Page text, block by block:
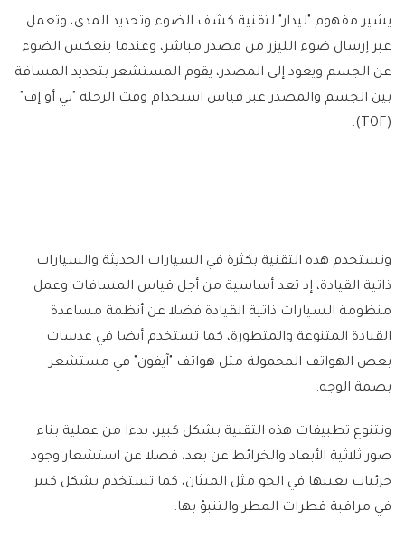
يشير مفهوم "ليدار" لتقنية كشف الضوء وتحديد المدى، وتعمل
عبر إرسال ضوء الليزر من مصدر مباشر، وعندما ينعكس الضوء
عن الجسم ويعود إلى المصدر، يقوم المستشعر بتحديد المسافة
بين الجسم والمصدر عبر قياس استخدام وقت الرحلة "تي أو إف"
(TOF).
وتستخدم هذه التقنية بكثرة في السيارات الحديثة والسيارات
ذاتية القيادة، إذ تعد أساسية من أجل قياس المسافات وعمل
منظومة السيارات ذاتية القيادة فضلا عن أنظمة مساعدة
القيادة المتنوعة والمتطورة، كما تستخدم أيضا في عدسات
بعض الهواتف المحمولة مثل هواتف "آيفون" في مستشعر
بصمة الوجه.
وتتنوع تطبيقات هذه التقنية بشكل كبير، بدءا من عملية بناء
صور ثلاثية الأبعاد والخرائط عن بعد، فضلا عن استشعار وجود
جزئيات بعينها في الجو مثل الميثان، كما تستخدم بشكل كبير
في مراقبة قطرات المطر والتنبؤ بها.